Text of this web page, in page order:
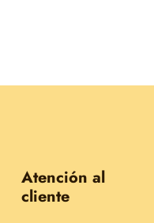
Atención al
cliente